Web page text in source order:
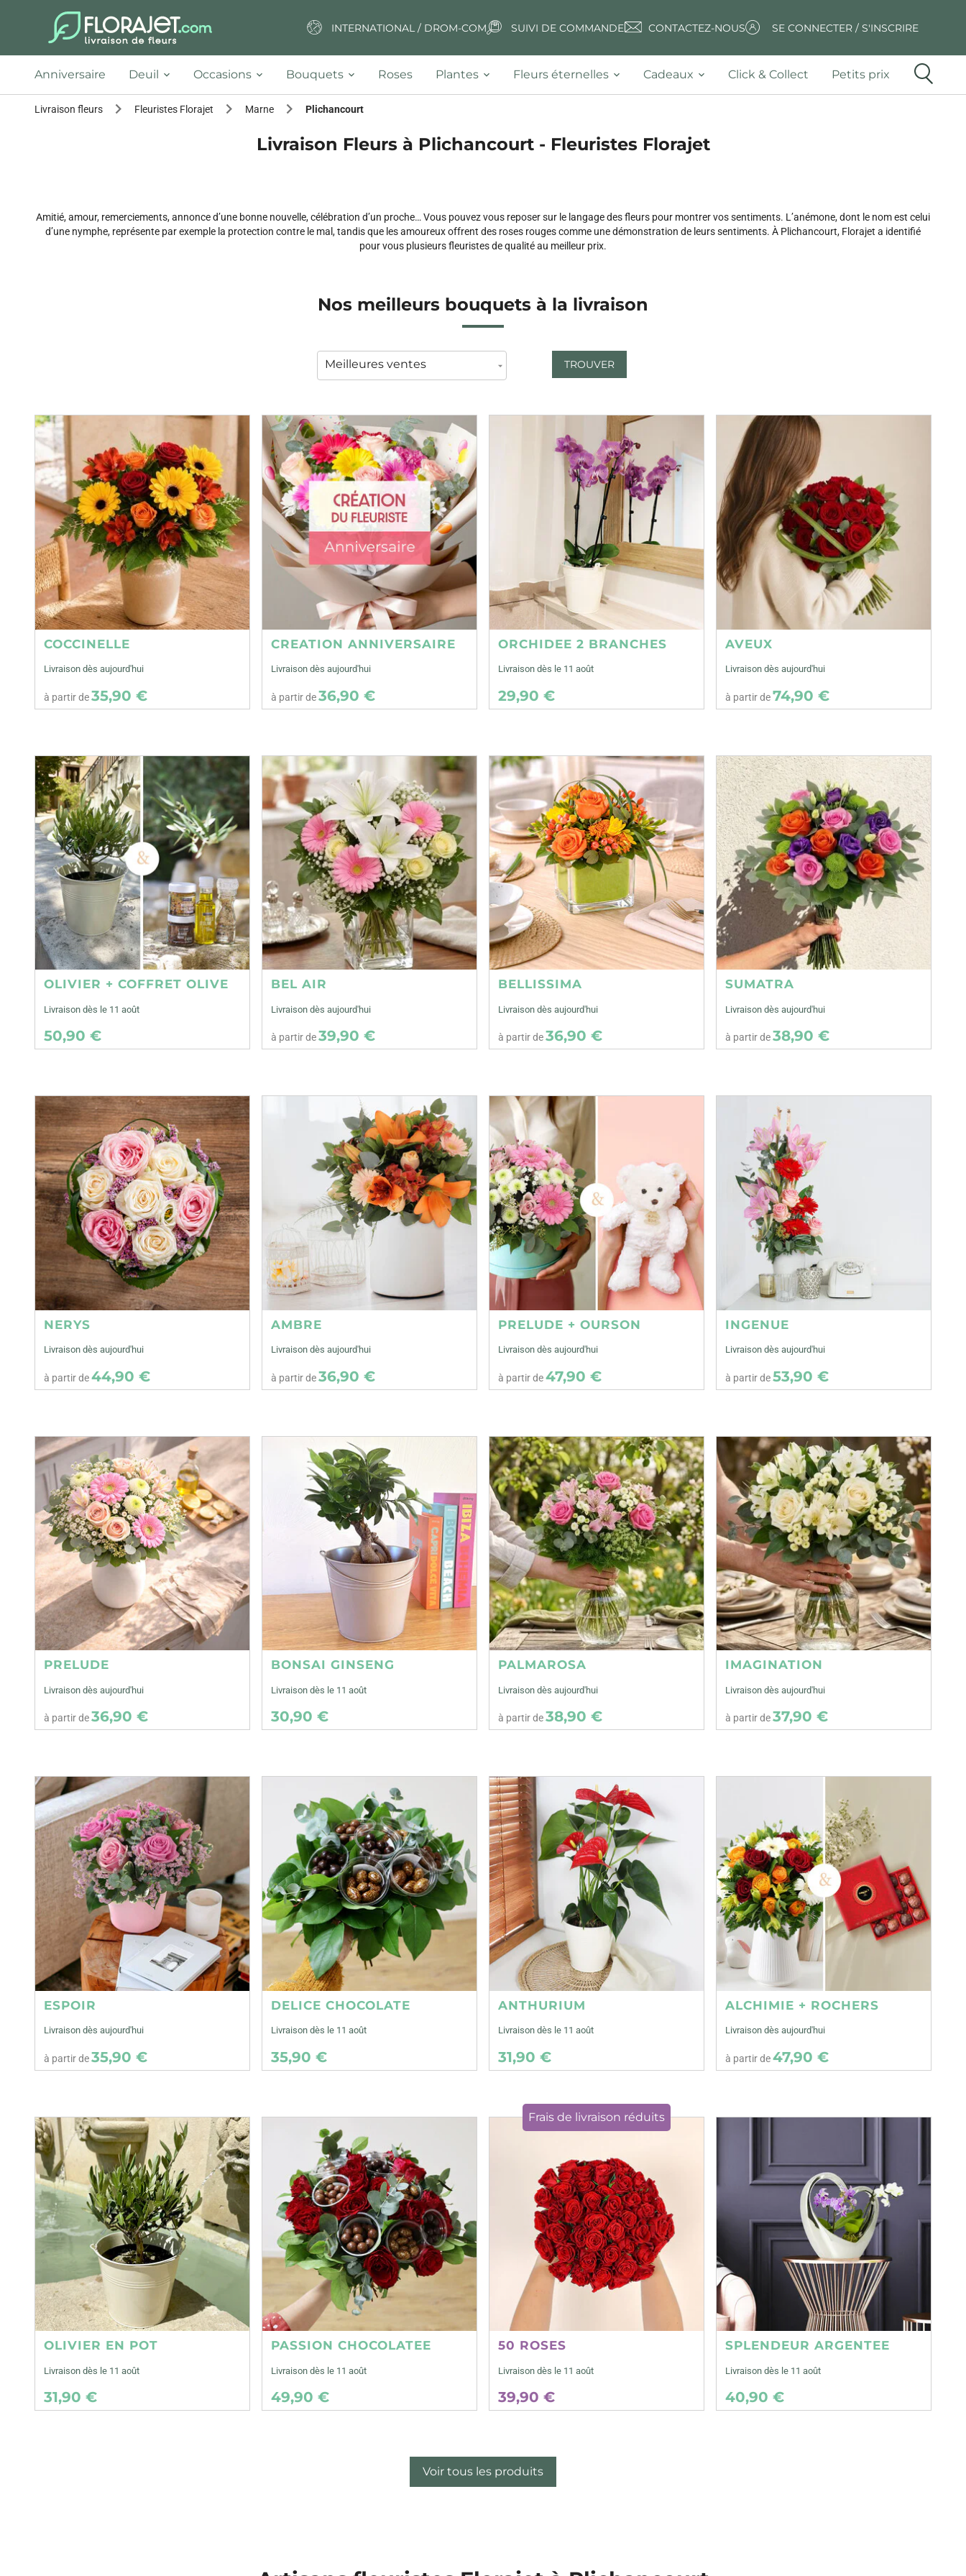
INTERNATIONAL / DROM-COM SUIVI DE COMMANDE CONTACTEZ-NOUS SE CONNECTER / S'INSCRIRE
Anniversaire Deuil Occasions Bouquets Roses Plantes Fleurs éternelles Cadeaux Click & Collect Petits prix
Livraison fleurs Fleuristes Florajet Marne Plichancourt
Livraison Fleurs à Plichancourt - Fleuristes Florajet
Amitié, amour, remerciements, annonce d’une bonne nouvelle, célébration d’un proche… Vous pouvez vous reposer sur le langage des fleurs pour montrer vos sentiments. L’anémone, dont le nom est celui
d’une nymphe, représente par exemple la protection contre le mal, tandis que les amoureux offrent des roses rouges comme une démonstration de leurs sentiments. À Plichancourt, Florajet a identifié
pour vous plusieurs fleuristes de qualité au meilleur prix.
Nos meilleurs bouquets à la livraison
TROUVER
COCCINELLE
Livraison dès aujourd'hui
à partir de35,90 €
CREATION ANNIVERSAIRE
Livraison dès aujourd'hui
à partir de36,90 €
ORCHIDEE 2 BRANCHES
Livraison dès le 11 août
29,90 €
AVEUX
Livraison dès aujourd'hui
à partir de74,90 €
OLIVIER + COFFRET OLIVE
Livraison dès le 11 août
50,90 €
BEL AIR
Livraison dès aujourd'hui
à partir de39,90 €
BELLISSIMA
Livraison dès aujourd'hui
à partir de36,90 €
SUMATRA
Livraison dès aujourd'hui
à partir de38,90 €
NERYS
Livraison dès aujourd'hui
à partir de44,90 €
AMBRE
Livraison dès aujourd'hui
à partir de36,90 €
PRELUDE + OURSON
Livraison dès aujourd'hui
à partir de47,90 €
INGENUE
Livraison dès aujourd'hui
à partir de53,90 €
PRELUDE
Livraison dès aujourd'hui
à partir de36,90 €
BONSAI GINSENG
Livraison dès le 11 août
30,90 €
PALMAROSA
Livraison dès aujourd'hui
à partir de38,90 €
IMAGINATION
Livraison dès aujourd'hui
à partir de37,90 €
ESPOIR
Livraison dès aujourd'hui
à partir de35,90 €
DELICE CHOCOLATE
Livraison dès le 11 août
35,90 €
ANTHURIUM
Livraison dès le 11 août
31,90 €
ALCHIMIE + ROCHERS
Livraison dès aujourd'hui
à partir de47,90 €
OLIVIER EN POT
Livraison dès le 11 août
31,90 €
PASSION CHOCOLATEE
Livraison dès le 11 août
49,90 €
Frais de livraison réduits
50 ROSES
Livraison dès le 11 août
39,90 €
SPLENDEUR ARGENTEE
Livraison dès le 11 août
40,90 €
Voir tous les produits